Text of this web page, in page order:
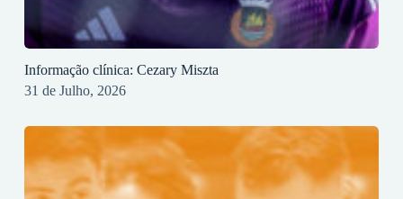
Informação clínica: Cezary Miszta
31 de Julho, 2026